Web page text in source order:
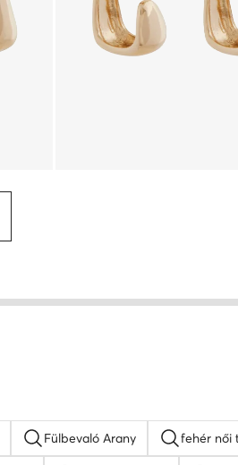
Fülbevaló Arany fehér női